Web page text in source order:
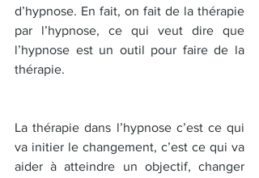
d’hypnose. En fait, on fait de la thérapie
par l’hypnose, ce qui veut dire que
l’hypnose est un outil pour faire de la
thérapie.
La thérapie dans l’hypnose c’est ce qui
va initier le changement, c’est ce qui va
aider à atteindre un objectif, changer